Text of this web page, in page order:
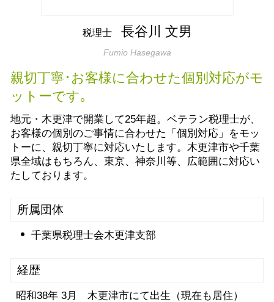
生前対策 木更津市
起業支援 袖ケ浦市
相続税 袖ケ浦市
法人 節税対策 市原市
税理士 長谷川 文男
Fumio Hasegawa
親切丁寧･お客様に合わせた個別対応がモ
ットーです｡
地元・木更津で開業して25年超。ベテラン税理士が、
お客様の個別のご事情に合わせた「個別対応」をモッ
トーに、親切丁寧に対応いたします。木更津市や千葉
県全域はもちろん、東京、神奈川等、広範囲に対応い
たしております。
所属団体
千葉県税理士会木更津支部
経歴
昭和38年 3月 木更津市にて出生（現在も居住）